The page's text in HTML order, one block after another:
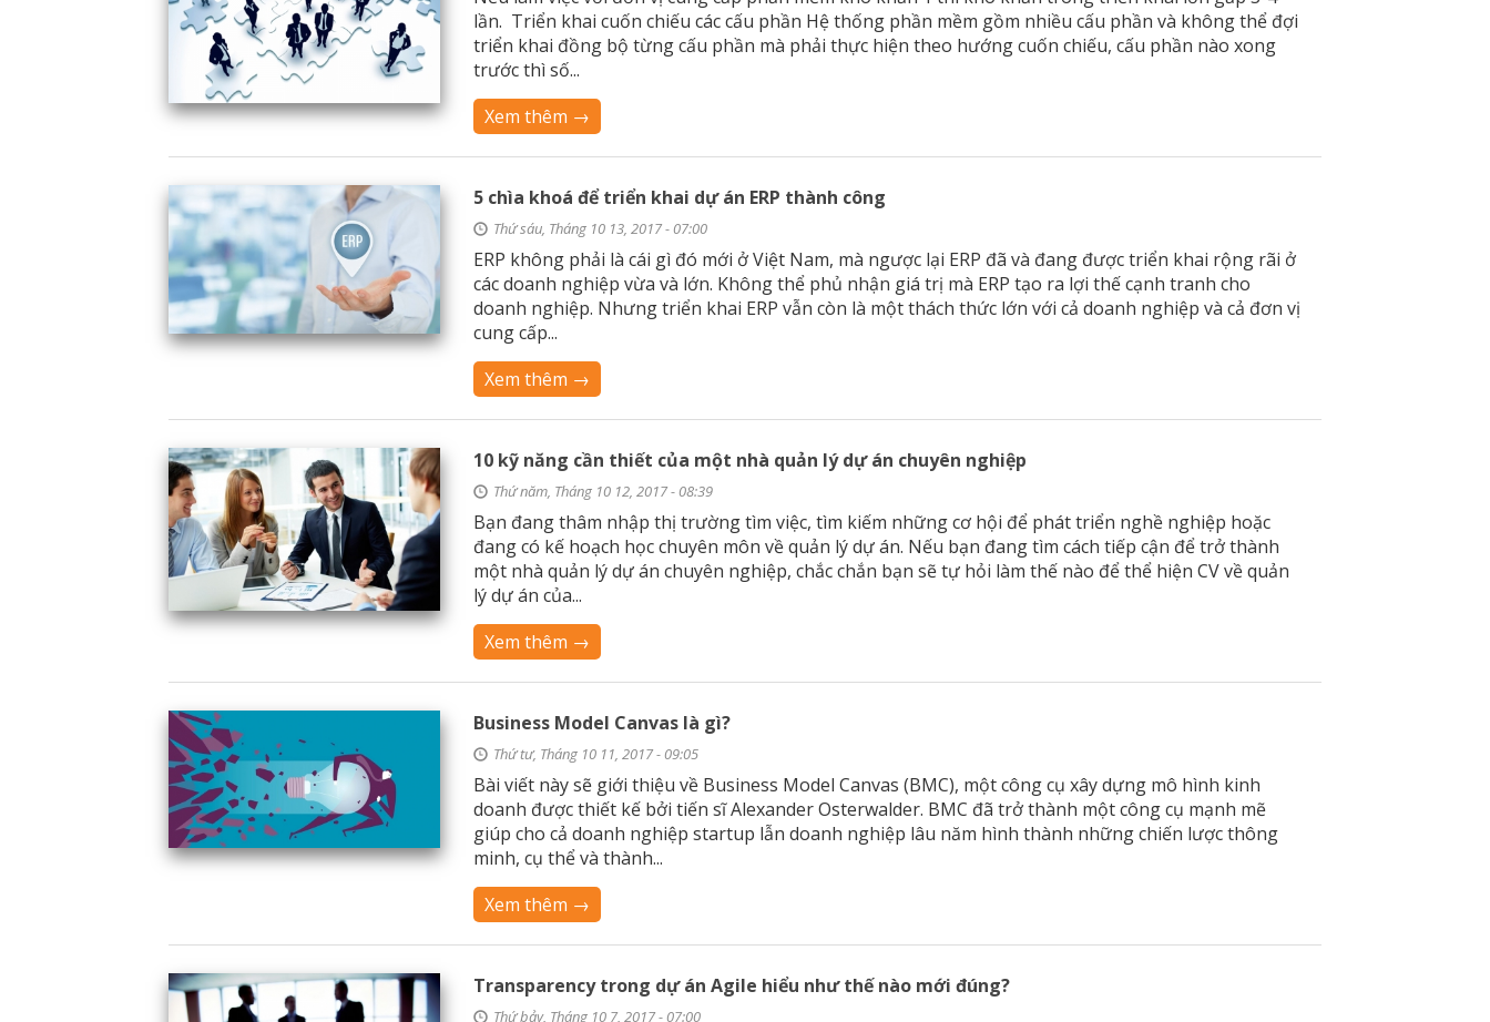
lần. Triển khai cuốn chiếu các cấu phần Hệ thống phần mềm gồm nhiều cấu phần và không thể đợi
triển khai đồng bộ từng cấu phần mà phải thực hiện theo hướng cuốn chiếu, cấu phần nào xong
trước thì số...
Xem thêm →
5 chìa khoá để triển khai dự án ERP thành công
Thứ sáu, Tháng 10 13, 2017 - 07:00
ERP không phải là cái gì đó mới ở Việt Nam, mà ngược lại ERP đã và đang được triển khai rộng rãi ở
các doanh nghiệp vừa và lớn. Không thể phủ nhận giá trị mà ERP tạo ra lợi thế cạnh tranh cho
doanh nghiệp. Nhưng triển khai ERP vẫn còn là một thách thức lớn với cả doanh nghiệp và cả đơn vị
cung cấp...
Xem thêm →
10 kỹ năng cần thiết của một nhà quản lý dự án chuyên nghiệp
Thứ năm, Tháng 10 12, 2017 - 08:39
Bạn đang thâm nhập thị trường tìm việc, tìm kiếm những cơ hội để phát triển nghề nghiệp hoặc
đang có kế hoạch học chuyên môn về quản lý dự án. Nếu bạn đang tìm cách tiếp cận để trở thành
một nhà quản lý dự án chuyên nghiệp, chắc chắn bạn sẽ tự hỏi làm thế nào để thể hiện CV về quản
lý dự án của...
Xem thêm →
Business Model Canvas là gì?
Thứ tư, Tháng 10 11, 2017 - 09:05
Bài viết này sẽ giới thiệu về Business Model Canvas (BMC), một công cụ xây dựng mô hình kinh
doanh được thiết kế bởi tiến sĩ Alexander Osterwalder. BMC đã trở thành một công cụ mạnh mẽ
giúp cho cả doanh nghiệp startup lẫn doanh nghiệp lâu năm hình thành những chiến lược thông
minh, cụ thể và thành...
Xem thêm →
Transparency trong dự án Agile hiểu như thế nào mới đúng?
Thứ bảy, Tháng 10 7, 2017 - 07:00